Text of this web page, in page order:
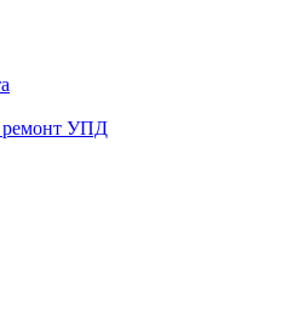
ремонт УПД